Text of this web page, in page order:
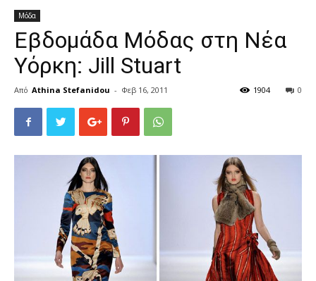
Μόδα
Εβδομάδα Μόδας στη Νέα
Υόρκη: Jill Stuart
Από Athina Stefanidou - Φεβ 16, 2011 0
1904